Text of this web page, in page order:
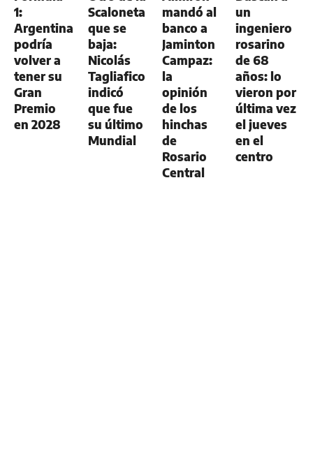
1:
Argentina
podría
volver a
tener su
Gran
Premio
en 2028
Scaloneta
que se
baja:
Nicolás
Tagliafico
indicó
que fue
su último
Mundial
mandó al
banco a
Jaminton
Campaz:
la
opinión
de los
hinchas
de
Rosario
Central
un
ingeniero
rosarino
de 68
años: lo
vieron por
última vez
el jueves
en el
centro